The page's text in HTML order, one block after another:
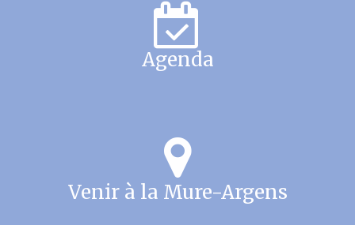
Agenda
Venir à la Mure-Argens